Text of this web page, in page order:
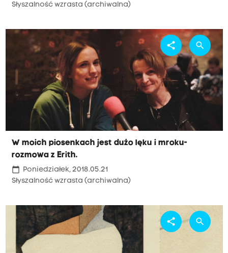
Słyszalność wzrasta (archiwalna)
W moich piosenkach jest dużo lęku i mroku-
rozmowa z Erith.
calendar_today Poniedziałek, 2018.05.21
Słyszalność wzrasta (archiwalna)
share search
share search